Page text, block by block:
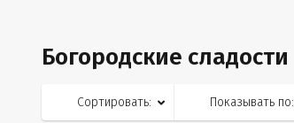
Богородские сладости
Сортировать: Показывать по: